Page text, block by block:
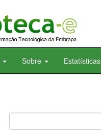
Sobre Estatísticas